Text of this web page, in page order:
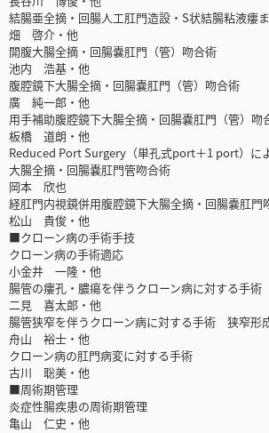
結腸亜全摘・回腸人工肛門造設・S状結腸粘液瘻
畑 啓介・他
開腹大腸全摘・回腸嚢肛門（管）吻合術
池内 浩基・他
腹腔鏡下大腸全摘・回腸嚢肛門（管）吻合術
廣 純一郎・他
用手補助腹腔鏡下大腸全摘・回腸嚢肛門（管）吻
板橋 道朗・他
Reduced Port Surgery（単孔式port＋1 port）に
大腸全摘・回腸嚢肛門管吻合術
岡本 欣也
経肛門内視鏡併用腹腔鏡下大腸全摘・回腸嚢肛門
松山 貴俊・他
■クローン病の手術手技
クローン病の手術適応
小金井 一隆・他
腸管の瘻孔・膿瘍を伴うクローン病に対する手術
二見 喜太郎・他
腸管狭窄を伴うクローン病に対する手術 狭窄形
舟山 裕士・他
クローン病の肛門病変に対する手術
古川 聡美・他
■周術期管理
炎症性腸疾患の周術期管理
亀山 仁史・他